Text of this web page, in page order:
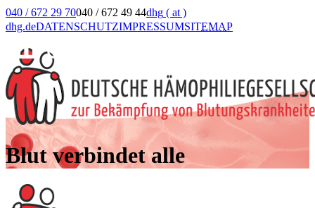
040 / 672 29 70040 / 672 49 44dhg ( at )
dhg.deDATENSCHUTZIMPRESSUMSITEMAP
Blut verbindet alle